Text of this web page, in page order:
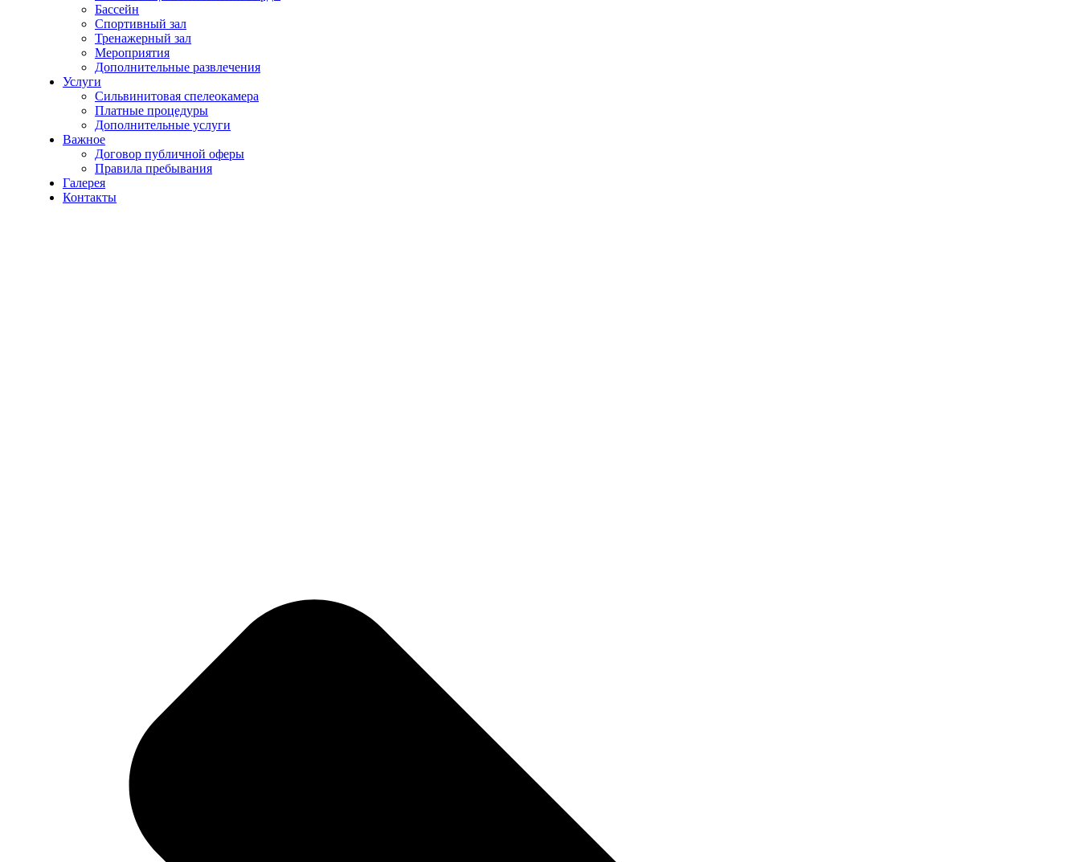
Бассейн
Спортивный зал
Тренажерный зал
Мероприятия
Дополнительные развлечения
Услуги
Сильвинитовая спелеокамера
Платные процедуры
Дополнительные услуги
Важное
Договор публичной оферы
Правила пребывания
Галерея
Контакты